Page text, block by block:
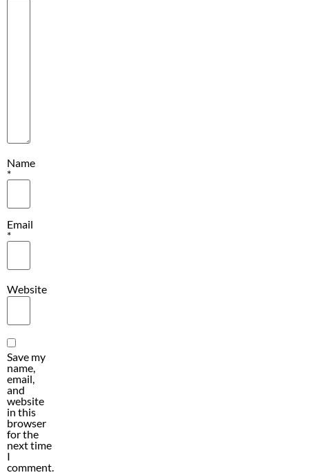
Name
*
Email
*
Website
Save my
name,
email,
and
website
in this
browser
for the
next time
I
comment.